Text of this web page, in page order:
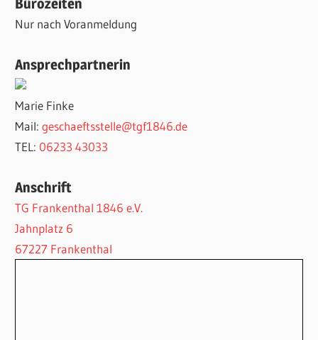
Nur nach Voranmeldung
Ansprechpartnerin
Marie Finke
Mail:geschaeftsstelle@tgf1846.de
TEL: 06233 43033
Anschrift
TG Frankenthal 1846 e.V.
Jahnplatz 6
67227 Frankenthal